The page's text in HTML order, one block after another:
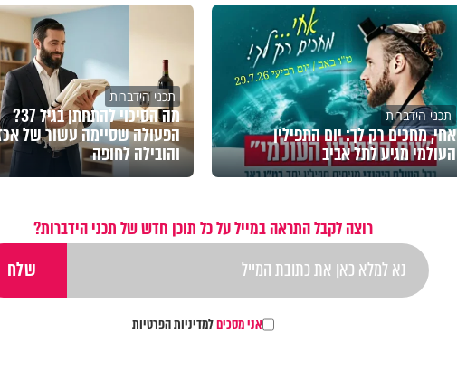
תכני הידברות
אחי, מחכים רק לך: יום התפילין
העולמי מגיע לתל אביב
תכני הידברות
מה הסיכוי להתחתן בגיל 37?
הפעולה שסיימה עשור של
והובילה לחופה
רוצה לקבל התראה במייל על כל תוכן חדש של תכני הידברות?
אני מסכיםלמדיניות הפרטיות